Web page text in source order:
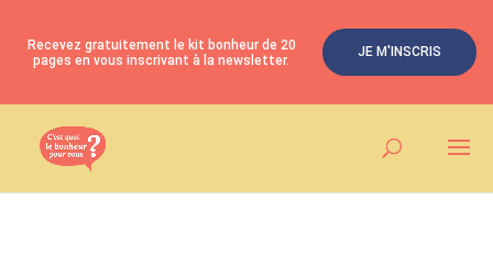
Recevez gratuitement le kit bonheur de 20
pages en vous inscrivant à la newsletter.
JE M'INSCRIS